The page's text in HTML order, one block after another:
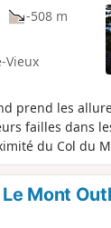
-508 m
Vieux
prend les
failles dans
du Col du
de
Mont